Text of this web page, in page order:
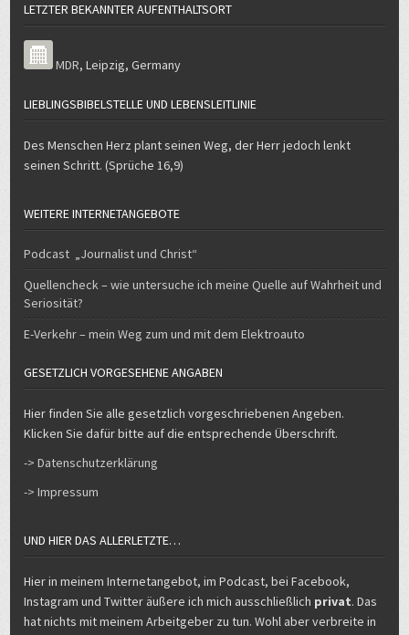
LETZTER BEKANNTER AUFENTHALTSORT
MDR,Leipzig,Germany
LIEBLINGSBIBELSTELLE UND LEBENSLEITLINIE
Des Menschen Herz plant seinen Weg, der Herr jedoch lenkt
seinen Schritt. (Sprüche 16,9)
WEITERE INTERNETANGEBOTE
Podcast „Journalist und Christ“
Quellencheck – wie untersuche ich meine Quelle auf Wahrheit und
Seriosität?
E-Verkehr – mein Weg zum und mit dem Elektroauto
GESETZLICH VORGESEHENE ANGABEN
Hier finden Sie alle gesetzlich vorgeschriebenen Angeben.
Klicken Sie dafür bitte auf die entsprechende Überschrift.
-> Datenschutzerklärung
-> Impressum
UND HIER DAS ALLERLETZTE…
Hier in meinem Internetangebot, im Podcast, bei Facebook,
Instagram und Twitter äußere ich mich ausschließlich privat. Das
hat nichts mit meinem Arbeitgeber zu tun. Wohl aber verbreite in